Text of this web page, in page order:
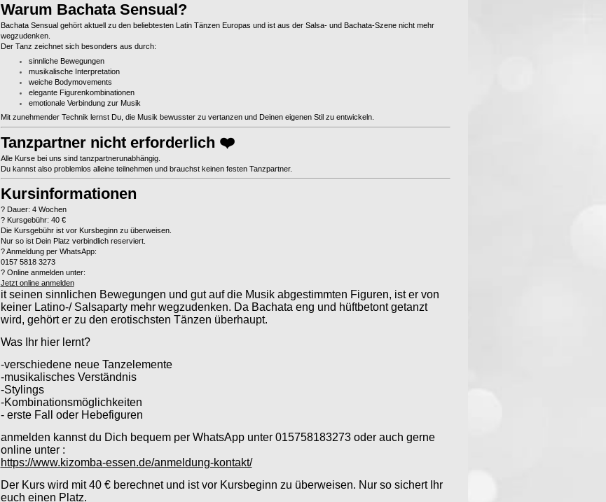
Warum Bachata Sensual?
Bachata Sensual gehört aktuell zu den beliebtesten Latin Tänzen Europas und ist aus der Salsa- und Bachata-Szene nicht mehr
wegzudenken.
Der Tanz zeichnet sich besonders aus durch:
sinnliche Bewegungen
musikalische Interpretation
weiche Bodymovements
elegante Figurenkombinationen
emotionale Verbindung zur Musik
Mit zunehmender Technik lernst Du, die Musik bewusster zu vertanzen und Deinen eigenen Stil zu entwickeln.
Tanzpartner nicht erforderlich ❤️
Alle Kurse bei uns sind tanzpartnerunabhängig.
Du kannst also problemlos alleine teilnehmen und brauchst keinen festen Tanzpartner.
Kursinformationen
? Dauer: 4 Wochen
? Kursgebühr: 40 €
Die Kursgebühr ist vor Kursbeginn zu überweisen.
Nur so ist Dein Platz verbindlich reserviert.
? Anmeldung per WhatsApp:
0157 5818 3273
? Online anmelden unter:
Jetzt online anmelden
it seinen sinnlichen Bewegungen und gut auf die Musik abgestimmten Figuren, ist er von
keiner Latino-/ Salsaparty mehr wegzudenken. Da Bachata eng und hüftbetont getanzt
wird, gehört er zu den erotischsten Tänzen überhaupt.
Was Ihr hier lernt?
-verschiedene neue Tanzelemente
-musikalisches Verständnis
-Stylings
-Kombinationsmöglichkeiten
- erste Fall oder Hebefiguren
anmelden kannst du Dich bequem per WhatsApp unter 015758183273 oder auch gerne
online unter :
https://www.kizomba-essen.de/anmeldung-kontakt/
Der Kurs wird mit 40 € berechnet und ist vor Kursbeginn zu überweisen. Nur so sichert Ihr
euch einen Platz.